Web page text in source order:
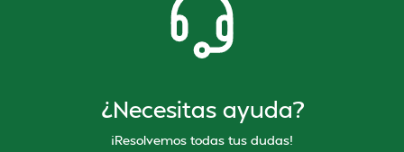
¿Necesitas ayuda?
¡Resolvemos todas tus dudas!